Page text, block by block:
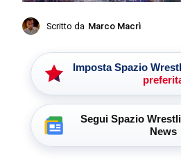
Scritto da Marco Macrì
Imposta Spazio
Segui Spazio
News